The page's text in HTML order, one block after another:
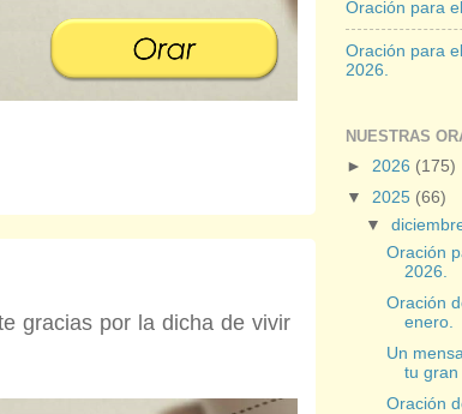
gracias por la dicha de vivir
Oración para
Oración para
2026.
NUESTRAS
► 2026 (175)
▼ 2025 (66)
▼
Oración
2026.
Oración
enero.
Un
tu gran
Oración